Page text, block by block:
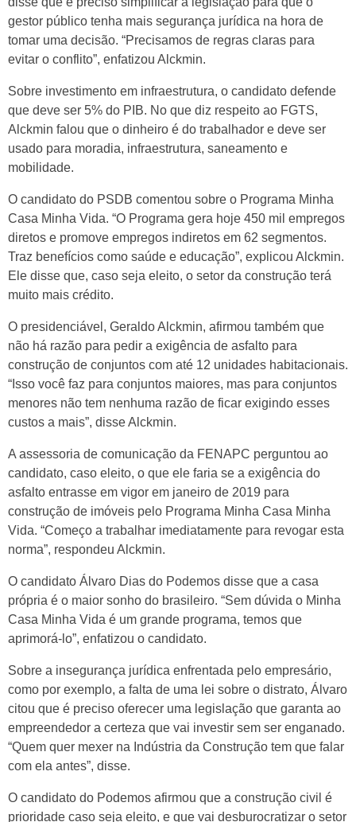
gestor público tenha mais segurança jurídica na hora de
tomar uma decisão. “Precisamos de regras claras para
evitar o conflito”, enfatizou Alckmin.
Sobre investimento em infraestrutura, o candidato defende
que deve ser 5% do PIB. No que diz respeito ao FGTS,
Alckmin falou que o dinheiro é do trabalhador e deve ser
usado para moradia, infraestrutura, saneamento e
mobilidade.
O candidato do PSDB comentou sobre o Programa Minha
Casa Minha Vida. “O Programa gera hoje 450 mil empregos
diretos e promove empregos indiretos em 62 segmentos.
Traz benefícios como saúde e educação”, explicou Alckmin.
Ele disse que, caso seja eleito, o setor da construção terá
muito mais crédito.
O presidenciável, Geraldo Alckmin, afirmou também que
não há razão para pedir a exigência de asfalto para
construção de conjuntos com até 12 unidades habitacionais.
“Isso você faz para conjuntos maiores, mas para conjuntos
menores não tem nenhuma razão de ficar exigindo esses
custos a mais”, disse Alckmin.
A assessoria de comunicação da FENAPC perguntou ao
candidato, caso eleito, o que ele faria se a exigência do
asfalto entrasse em vigor em janeiro de 2019 para
construção de imóveis pelo Programa Minha Casa Minha
Vida. “Começo a trabalhar imediatamente para revogar esta
norma”, respondeu Alckmin.
O candidato Álvaro Dias do Podemos disse que a casa
própria é o maior sonho do brasileiro. “Sem dúvida o Minha
Casa Minha Vida é um grande programa, temos que
aprimorá-lo”, enfatizou o candidato.
Sobre a insegurança jurídica enfrentada pelo empresário,
como por exemplo, a falta de uma lei sobre o distrato, Álvaro
citou que é preciso oferecer uma legislação que garanta ao
empreendedor a certeza que vai investir sem ser enganado.
“Quem quer mexer na Indústria da Construção tem que falar
com ela antes”, disse.
O candidato do Podemos afirmou que a construção civil é
prioridade caso seja eleito, e que vai desburocratizar o setor